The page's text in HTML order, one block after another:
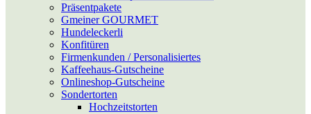
Präsent­pakete
Gmeiner GOURMET
Hundeleckerli
Konfitüren
Firmen­kunden / Per­so­na­li­sier­tes
Kaffeehaus-Gutscheine
Onlineshop-Gutscheine
Sonder­torten
Hochzeitstorten